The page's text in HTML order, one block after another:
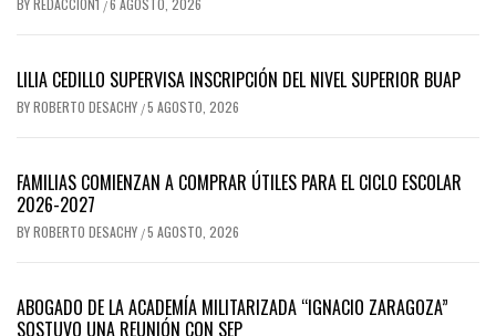
BYREDACCION1 /6 AGOSTO, 2026
LILIA CEDILLO SUPERVISA INSCRIPCIÓN DEL NIVEL SUPERIOR BUAP
BYROBERTO DESACHY /5 AGOSTO, 2026
FAMILIAS COMIENZAN A COMPRAR ÚTILES PARA EL CICLO ESCOLAR
2026-2027
BYROBERTO DESACHY /5 AGOSTO, 2026
ABOGADO DE LA ACADEMÍA MILITARIZADA “IGNACIO ZARAGOZA”
SOSTUVO UNA REUNIÓN CON SEP